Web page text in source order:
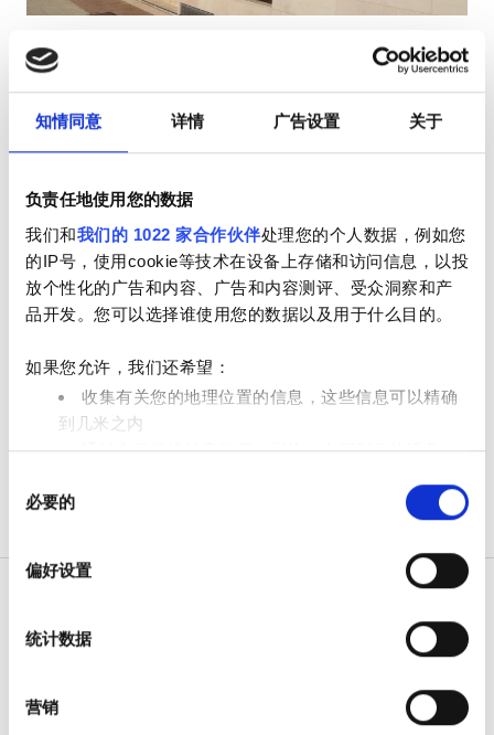
知情同意 详情 广告设置 关于
负责任地使用您的数据
我们和我们的 1022 家合作伙伴处理您的个人数据，例如您
的IP号，使用cookie等技术在设备上存储和访问信息，以投
放个性化的广告和内容、广告和内容测评、受众洞察和产
品开发。您可以选择谁使用您的数据以及用于什么目的。
如果您允许，我们还希望：
收集有关您的地理位置的信息，这些信息可以精确
到几米之内
通过主动扫描特定特征（指纹）来识别您的设备
查找有关您的个人数据如何处理的更多信息，
并设置您的首选项。您可随时从Cookie声明中更改或撤回
我们使用 Cookie 来制作贴合用户需求的内容与广告、提供
体、广告和分析合作伙伴分享您对我们网站的使用情况，
择
必要的
偏好设置
统计数据
营销
设施
小吃
免费WiFi
电视屏幕
免费停车
0 - 100 欧元
100 - 200 欧元
300+ 欧元
Diaverum La Axarquía Dialysis
Clinic
1.52 距离市中心公里数
优秀
1 评论
9.1
小吃 免费WiFi
每次治疗
透析HD €200
预订
如何运作